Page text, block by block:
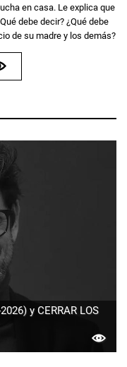
en casa. Le explica que
debe decir? ¿Qué debe
de su madre y los demás?
y CERRAR LOS